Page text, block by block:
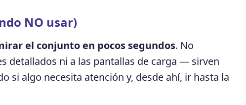
NO usar)
el conjunto en pocos segundos. No
detallados ni a las pantallas de carga — sirven
si algo necesita atención y, desde ahí, ir hasta la